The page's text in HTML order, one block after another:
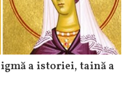
a istoriei, taină a